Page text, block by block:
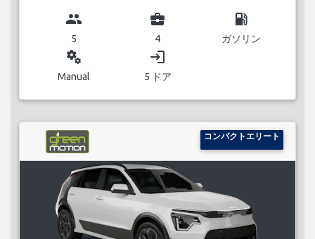
group
5
business_center
4
local_gas_station
ガソリン
miscellaneous_services
Manual
login
5 ドア
コンパクトエリート